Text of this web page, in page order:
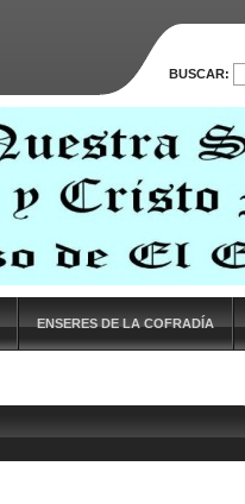
ENSERES DE LA COFRADÍA
BUSCAR: